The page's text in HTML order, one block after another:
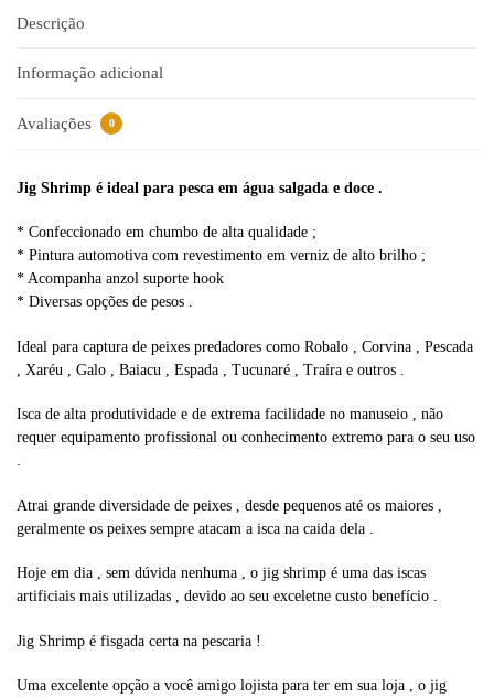
a
i
e
Descrição
Informação adicional
Avaliações 0
Jig Shrimp é ideal para pesca em água salgada e doce .
* Confeccionado em chumbo de alta qualidade ;
* Pintura automotiva com revestimento em verniz de alto brilho ;
* Acompanha anzol suporte hook
* Diversas opções de pesos .
Ideal para captura de peixes predadores como Robalo , Corvina , Pescada
, Xaréu , Galo , Baiacu , Espada , Tucunaré , Traíra e outros .
Isca de alta produtividade e de extrema facilidade no manuseio , não
requer equipamento profissional ou conhecimento extremo para o seu uso
.
Atrai grande diversidade de peixes , desde pequenos até os maiores ,
geralmente os peixes sempre atacam a isca na caida dela .
Hoje em dia , sem dúvida nenhuma , o jig shrimp é uma das iscas
artificiais mais utilizadas , devido ao seu exceletne custo benefício .
Jig Shrimp é fisgada certa na pescaria !
Uma excelente opção a você amigo lojista para ter em sua loja , o jig